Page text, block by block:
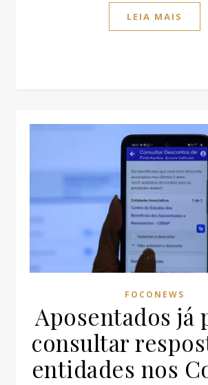
LEIA MAIS
FOCONEWS
Aposentados já
consultar
entidades nos